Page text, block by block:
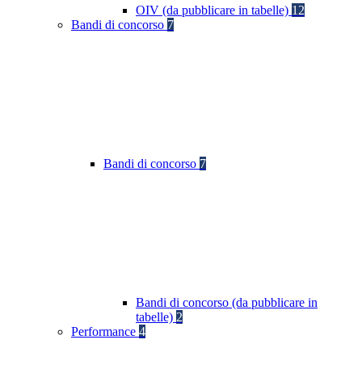
OIV (da pubblicare in tabelle) 12
Bandi di concorso 7
Bandi di concorso 7
Bandi di concorso (da pubblicare in
tabelle) 2
Performance 4